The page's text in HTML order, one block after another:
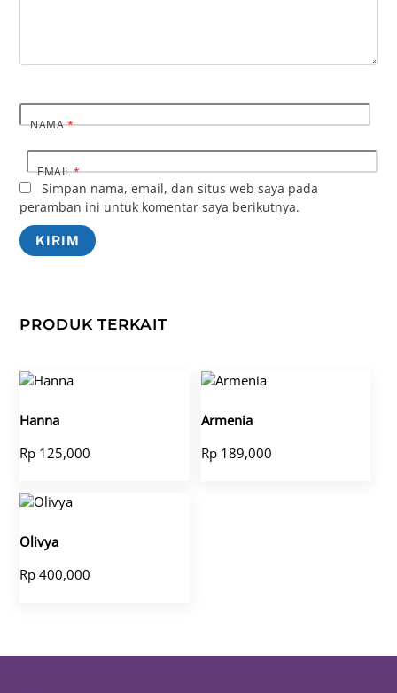
NAMA*
EMAIL*
Simpan nama, email, dan situs web saya pada
peramban ini untuk komentar saya berikutnya.
PRODUK TERKAIT
Hanna
Rp 125,000
Armenia
Rp189,000
Olivya
Rp 400,000